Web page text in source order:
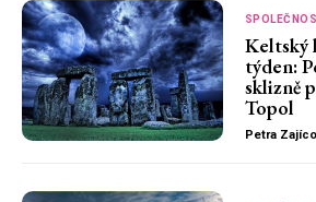
Keltský
týden:
sklizně
Topol
Petra